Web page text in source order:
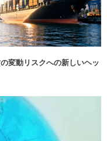
変動リスクへの新しいヘッ